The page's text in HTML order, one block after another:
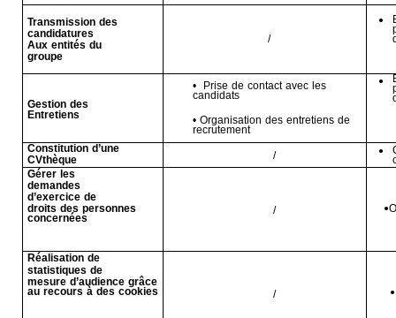
Transmission des
candidatures
Aux entités du
groupe
/
•
Gestion des
Entretiens
• Prise de contact avec les
candidats
• Organisation des entretiens de
recrutement
•
Constitution d’une
CVthèque
/ •
Gérer les
demandes
d’exercice de
droits des personnes
concernées
/ •
Réalisation de
statistiques de
mesure d’audience grâce
au recours à des cookies / •